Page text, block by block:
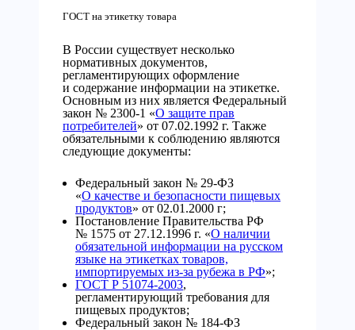
ГОСТ на этикетку товара
В России существует несколько
нормативных документов,
регламентирующих оформление
и содержание информации на этикетке.
Основным из них является Федеральный
закон № 2300-1 «О защите прав
потребителей» от 07.02.1992 г. Также
обязательными к соблюдению являются
следующие документы:
Федеральный закон № 29-ФЗ
«О качестве и безопасности пищевых
продуктов» от 02.01.2000 г;
Постановление Правительства РФ
№ 1575 от 27.12.1996 г. «О наличии
обязательной информации на русском
языке на этикетках товаров,
импортируемых из-за рубежа в РФ»;
ГОСТ Р 51074-2003,
регламентирующий требования для
пищевых продуктов;
Федеральный закон № 184-ФЗ